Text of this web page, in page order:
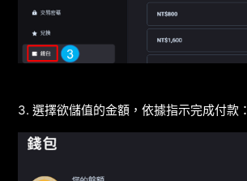
3. 選擇欲儲值的金額，依據指示完成付款：